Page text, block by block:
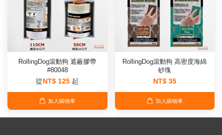
RollingDog滾動狗 遮蔽膠帶
#80048
從NT$ 125 起
加入購物車
RollingDog滾動狗 高密度海綿
砂塊
NT$ 35
加入購物車